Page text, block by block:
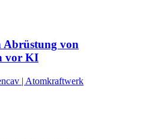
Abrüstung von
vor KI